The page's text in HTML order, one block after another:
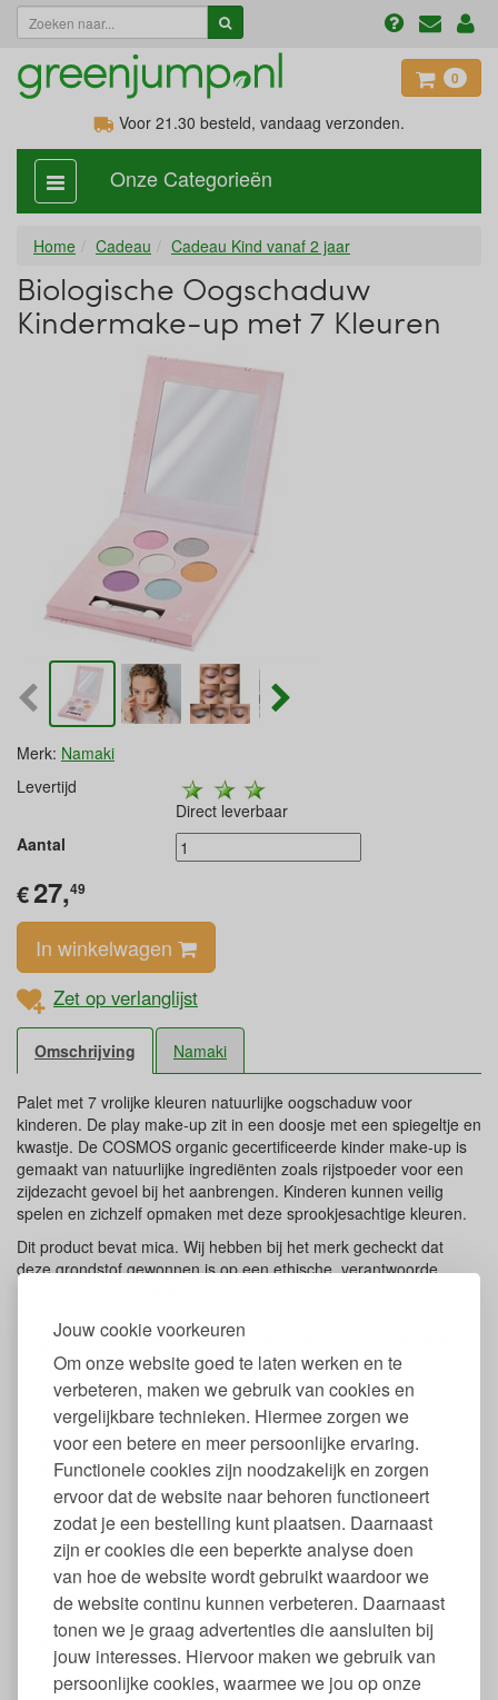
Jouw cookie voorkeuren
Om onze website goed te laten werken en te
verbeteren, maken we gebruik van cookies en
vergelijkbare technieken. Hiermee zorgen we
voor een betere en meer persoonlijke ervaring.
Functionele cookies zijn noodzakelijk en zorgen
ervoor dat de website naar behoren functioneert
zodat je een bestelling kunt plaatsen. Daarnaast
zijn er cookies die een beperkte analyse doen
van hoe de website wordt gebruikt waardoor we
de website continu kunnen verbeteren. Daarnaast
tonen we je graag advertenties die aansluiten bij
jouw interesses. Hiervoor maken we gebruik van
persoonlijke cookies, waarmee we jou op onze
0
Voor 21.30 besteld, vandaag verzonden.
categorie
aan,
Onze Categorieën
Home Cadeau Cadeau Kind vanaf 2 jaar
Biologische Oogschaduw
Kindermake-up met 7 Kleuren
Merk: Namaki
Levertijd
Direct leverbaar
Aantal
€27,49
In winkelwagen
Zet op verlanglijst
Omschrijving Namaki
Palet met 7 vrolijke kleuren natuurlijke oogschaduw voor
kinderen. De play make-up zit in een doosje met een spiegeltje en
kwastje. De COSMOS organic gecertificeerde kinder make-up is
gemaakt van natuurlijke ingrediënten zoals rijstpoeder voor een
zijdezacht gevoel bij het aanbrengen. Kinderen kunnen veilig
spelen en zichzelf opmaken met deze sprookjesachtige kleuren.
Dit product bevat mica. Wij hebben bij het merk gecheckt dat
deze grondstof gewonnen is op een ethische, verantwoorde
Eigenschappen kindermake-up 7 kleuren
Fairly Namaki
Inhoud: 7 x 1 gr. oogschaduw
100% Natuurlijke ingrediënten en pigmenten
Gemaakt van rijstpoeder
Makkelijk aan te brengen
Geschikt voor kinderen vanaf 3 jaar (i.v.m. kleine
onderdelen)
Zacht voor de gevoelige kinderhuid
Vegan
Gemaakt in Italië
Afmeting palet: 9,5 x 10,5 x 1,4 cm
Gewicht: 95 g.
Na openen tot 12 maanden houdbaar
COSMOS organic gecertificeerd